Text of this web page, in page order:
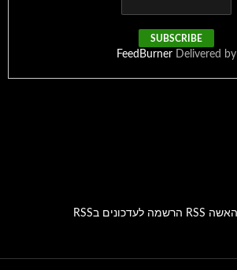
Delivered by
FeedBurner
הרשמה לעדכונים בRSS